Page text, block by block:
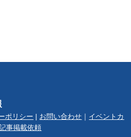
ポリシー お問い合わせ
イベントカ
事掲載依頼